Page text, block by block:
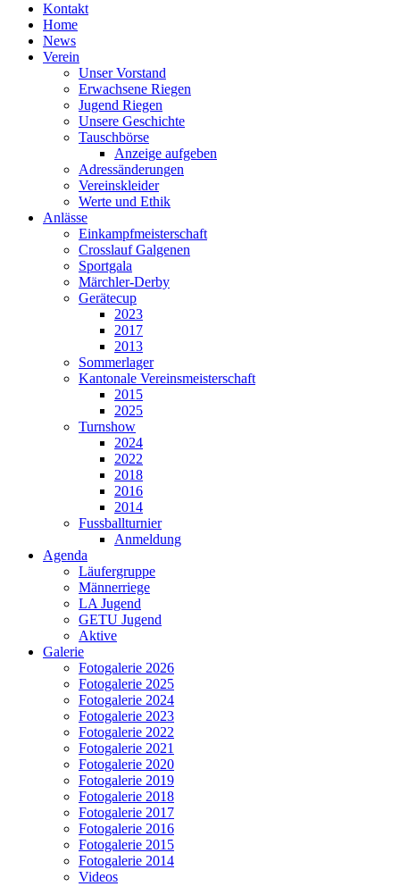
Kontakt
Home
News
Verein
Unser Vorstand
Erwachsene Riegen
Jugend Riegen
Unsere Geschichte
Tauschbörse
Anzeige aufgeben
Adressänderungen
Vereinskleider
Werte und Ethik
Anlässe
Einkampfmeisterschaft
Crosslauf Galgenen
Sportgala
Märchler-Derby
Gerätecup
2023
2017
2013
Sommerlager
Kantonale Vereinsmeisterschaft
2015
2025
Turnshow
2024
2022
2018
2016
2014
Fussballturnier
Anmeldung
Agenda
Läufergruppe
Männerriege
LA Jugend
GETU Jugend
Aktive
Galerie
Fotogalerie 2026
Fotogalerie 2025
Fotogalerie 2024
Fotogalerie 2023
Fotogalerie 2022
Fotogalerie 2021
Fotogalerie 2020
Fotogalerie 2019
Fotogalerie 2018
Fotogalerie 2017
Fotogalerie 2016
Fotogalerie 2015
Fotogalerie 2014
Videos